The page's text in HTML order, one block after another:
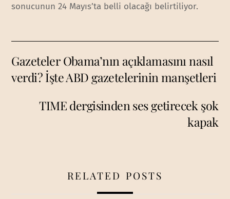
sonucunun 24 Mayıs’ta belli olacağı belirtiliyor.
Gazeteler Obama’nın açıklamasını nasıl
verdi? İşte ABD gazetelerinin manşetleri
TIME dergisinden ses getirecek şok
kapak
RELATED POSTS